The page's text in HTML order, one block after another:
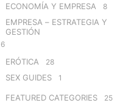
ECONOMÍA Y EMPRESA 8
EMPRESA – ESTRATEGIA Y
GESTIÓN
6
ERÓTICA 28
SEX GUIDES 1
FEATURED CATEGORIES 25